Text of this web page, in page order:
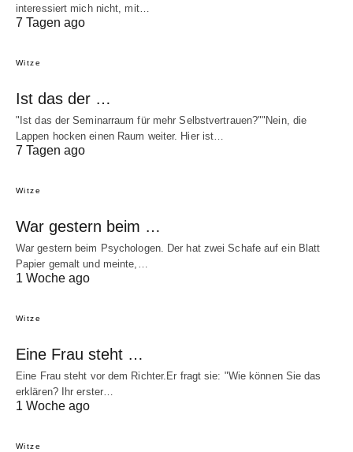
interessiert mich nicht, mit…
7 Tagen ago
Witze
Ist das der …
"Ist das der Seminarraum für mehr Selbstvertrauen?""Nein, die
Lappen hocken einen Raum weiter. Hier ist…
7 Tagen ago
Witze
War gestern beim …
War gestern beim Psychologen. Der hat zwei Schafe auf ein Blatt
Papier gemalt und meinte,…
1 Woche ago
Witze
Eine Frau steht …
Eine Frau steht vor dem Richter.Er fragt sie: "Wie können Sie das
erklären? Ihr erster…
1 Woche ago
Witze